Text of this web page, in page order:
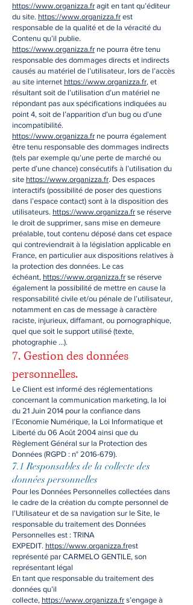
https://www.organizza.fr agit en tant qu’éditeur
du site. https://www.organizza.fr est
responsable de la qualité et de la véracité du
Contenu qu’il publie.
https://www.organizza.fr ne pourra être tenu
responsable des dommages directs et indirects
causés au matériel de l’utilisateur, lors de l’accès
au site internet https://www.organizza.fr, et
résultant soit de l’utilisation d’un matériel ne
répondant pas aux spécifications indiquées au
point 4, soit de l’apparition d’un bug ou d’une
incompatibilité.
https://www.organizza.fr ne pourra également
être tenu responsable des dommages indirects
(tels par exemple qu’une perte de marché ou
perte d’une chance) consécutifs à l’utilisation du
site https://www.organizza.fr. Des espaces
interactifs (possibilité de poser des questions
dans l’espace contact) sont à la disposition des
utilisateurs. https://www.organizza.fr se réserve
le droit de supprimer, sans mise en demeure
préalable, tout contenu déposé dans cet espace
qui contreviendrait à la législation applicable en
France, en particulier aux dispositions relatives à
la protection des données. Le cas
échéant, https://www.organizza.fr se réserve
également la possibilité de mettre en cause la
responsabilité civile et/ou pénale de l’utilisateur,
notamment en cas de message à caractère
raciste, injurieux, diffamant, ou pornographique,
quel que soit le support utilisé (texte,
photographie …).
7. Gestion des données
personnelles.
Le Client est informé des réglementations
concernant la communication marketing, la loi
du 21 Juin 2014 pour la confiance dans
l’Economie Numérique, la Loi Informatique et
Liberté du 06 Août 2004 ainsi que du
Règlement Général sur la Protection des
Données (RGPD : n° 2016-679).
7.1 Responsables de la collecte des
données personnelles
Pour les Données Personnelles collectées dans
le cadre de la création du compte personnel de
l’Utilisateur et de sa navigation sur le Site, le
responsable du traitement des Données
Personnelles est : TRINA
EXPEDIT. https://www.organizza.frest
représenté par CARMELO GENTILE, son
représentant légal
En tant que responsable du traitement des
données qu’il
collecte, https://www.organizza.fr s’engage à